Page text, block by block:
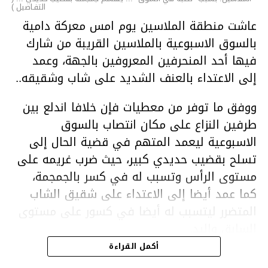
التفـاصيل )
عاشت منطقة الملاسين يوم امس معركة دامية
بالسوق الاسبوعية بالملاسين القريبة من شارك
فيها أحد المنحرفين المعروفين بالجهة، وعمد
إلى الاعتداء بالعنف الشديد على شاب وشقيقه..
ووفق ما توفر من معطيات فإن خلافا اندلع بين
طرفين النزاع على مكان انتصاب بالسوق
الاسبوعية ليعمد المتهم في قضية الحال إلى
تسلح بقضيب حديدي كبير، حيث ضرب غريمه على
مستوى الرأس وتسبب له في كسر بالجمجمة،
كما عمد أيضا إلى الاعتداء على شقيق الشاب
المتضرر ليتسبب له أيضا في كسور على مستوى
هذا وقد تمكن أعوان مركز الأمن الوطني بحي
أكمل القراءة